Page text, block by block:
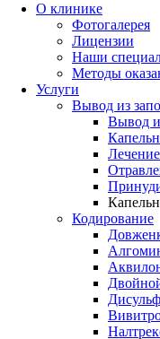
О клинике
Фотогалерея
Лицензии
Наши
Методы
Услуги
Вывод из
Вывод
Кодирование